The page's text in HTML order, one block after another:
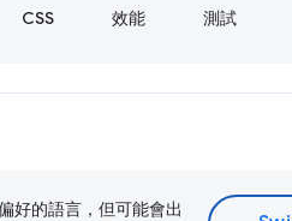
CSS 效能 測試
好的語言，但可能會出